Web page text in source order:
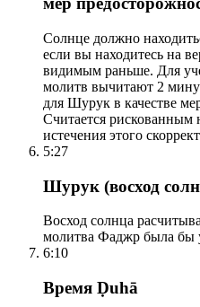
Солнце должно
если вы находитесь на
видимым раньше. Для
молитв вычитают 2
для Шурук в качестве
Считается рискованным
истечения этого
5:27
Шурук (восход
Восход солнца
молитва Фаджр была бы
6:10
Время Ḍuhā